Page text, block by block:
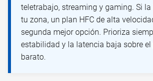
teletrabajo, streaming y gaming. Si
tu zona, un plan HFC de alta
segunda mejor opción. Prioriza
estabilidad y la latencia baja sobre
barato.